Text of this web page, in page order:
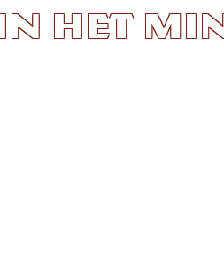
in het